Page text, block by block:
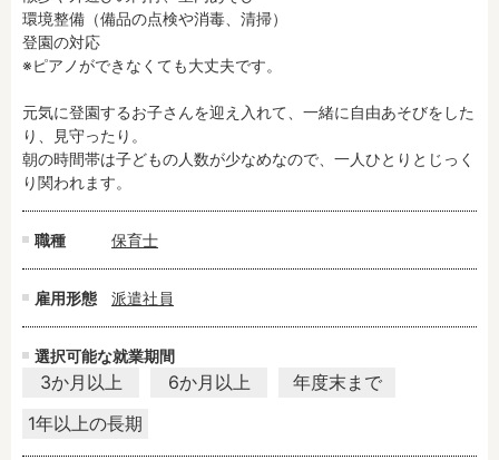
環境整備（備品の点検や消毒、清掃）
登園の対応
※ピアノができなくても大丈夫です。
元気に登園するお子さんを迎え入れて、一緒に自由あそびをした
り、見守ったり。
朝の時間帯は子どもの人数が少なめなので、一人ひとりとじっく
り関われます。
職種 保育士
雇用形態 派遣社員
選択可能な就業期間
3か月以上 6か月以上
年度末まで
1年以上の長期
13時以降スタート
16時以降スタート
実働5時間以内
土日祝のお仕事
夜勤のお仕事
時給1600円～
書類対応なし
社会保険完備
資格不問
初心者歓迎
オープニング求人
小規模保育園
社会福祉法人
株式会社
月収見込み